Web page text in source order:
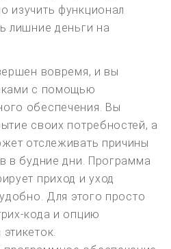
изучить функционал
лишние деньги на
вовремя, и вы
с помощью
обеспечения. Вы
своих потребностей, а
отслеживать причины
в будние дни. Программа
приход и уход
Для этого просто
кода и опцию